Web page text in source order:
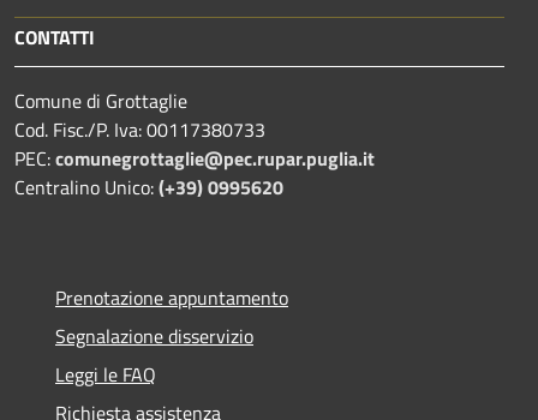
CONTATTI
Comune di Grottaglie
Cod. Fisc./P. Iva: 00117380733
PEC:comunegrottaglie@pec.rupar.puglia.it
Centralino Unico:(+39) 0995620
Prenotazione appuntamento
Segnalazione disservizio
Leggi le FAQ
Richiesta assistenza